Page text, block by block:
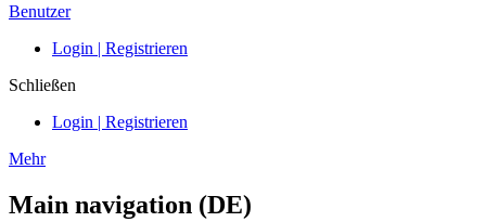
Benutzer
Login | Registrieren
Schließen
Login | Registrieren
Mehr
Main navigation (DE)